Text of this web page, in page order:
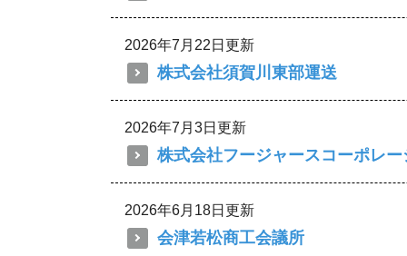
2026年7月22日更新
株式会社須賀川東部運送
2026年7月3日更新
株式会社フージャースコーポレー
2026年6月18日更新
会津若松商工会議所